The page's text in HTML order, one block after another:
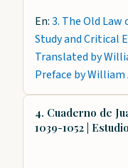
En:3. The Old
Study and Critical
Translated by
Preface by William
4. Cuaderno de
1039-1052 |